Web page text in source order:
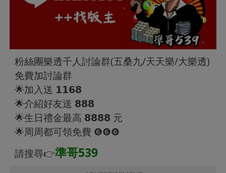
粉絲團樂透千人討論群(五桑九/天天樂/大樂透)
免費加討論群
🌟加入送 𝟭𝟭𝟲𝟴
🌟介紹好友送 𝟴𝟴𝟴
🌟生日禮金最高 𝟴𝟴𝟴𝟴 元
🌟周周都可領免費 ❻❻❻
請搜尋👉準哥539